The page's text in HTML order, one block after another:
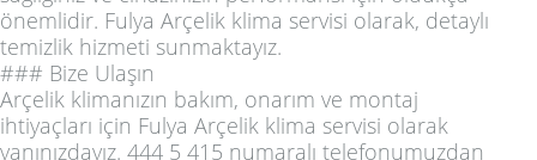
önemlidir. Fulya Arçelik klima servisi olarak, detaylı
temizlik hizmeti sunmaktayız.
### Bize Ulaşın
Arçelik klimanızın bakım, onarım ve montaj
ihtiyaçları için Fulya Arçelik klima servisi olarak
yanınızdayız. 444 5 415 numaralı telefonumuzdan